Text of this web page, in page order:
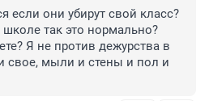
если они убирут свой класс?
так это нормально?
Я не против дежурства в
свое, мыли и стены и пол и